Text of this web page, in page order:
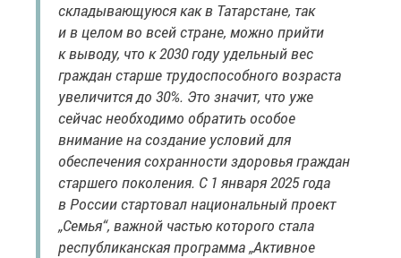
складывающуюся как в Татарстане, так
и в целом во всей стране, можно прийти
к выводу, что к 2030 году удельный вес
граждан старше трудоспособного возраста
увеличится до 30%. Это значит, что уже
сейчас необходимо обратить особое
внимание на создание условий для
обеспечения сохранности здоровья граждан
старшего поколения. С 1 января 2025 года
в России стартовал национальный проект
„Семья“, важной частью которого стала
республиканская программа „Активное